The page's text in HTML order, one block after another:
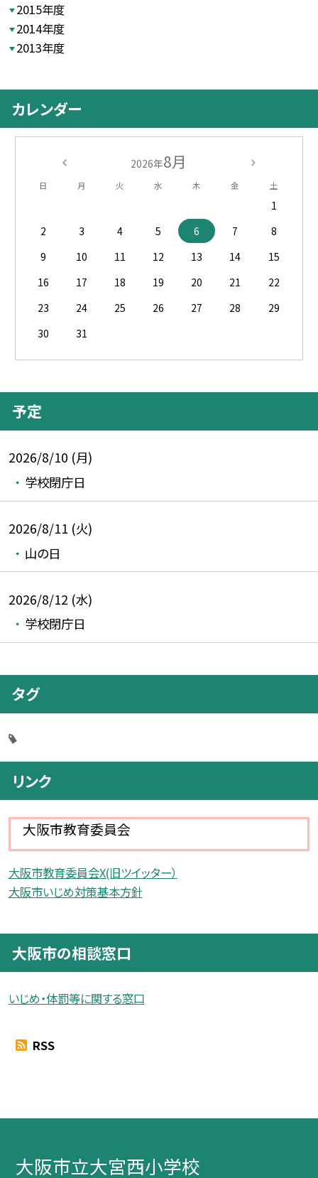
2015年度
2014年度
2013年度
カレンダー
2026年8月
日 月 火 水 木 金 土
1
2
3 4 5 6 7
8
9
10 11 12 13 14
15
16
17 18 19 20 21
22
23
24 25 26 27 28
29
30
31
予定
2026/8/10 (月)
学校閉庁日
2026/8/11 (火)
山の日
2026/8/12 (水)
学校閉庁日
タグ
リンク
大阪市教育委員会
大阪市教育委員会X(旧ツイッター）
大阪市いじめ対策基本方針
大阪市の相談窓口
いじめ・体罰等に関する窓口
RSS
大阪市立大宮西小学校